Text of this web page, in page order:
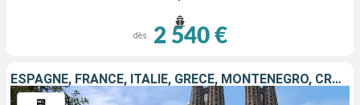
dès 2 540 €
ESPAGNE, FRANCE, ITALIE, GRÈCE, MONTÉNÉGRO, CROATIE